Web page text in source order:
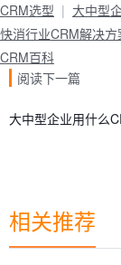
CRM选型
大中型
快消行业CRM解决方
CRM百科
阅读下一篇
大中型企业用什么
相关推荐